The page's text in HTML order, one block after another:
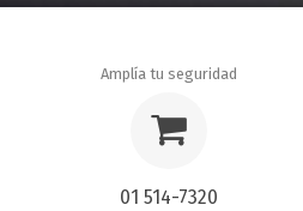
Amplía tu seguridad
01 514-7320